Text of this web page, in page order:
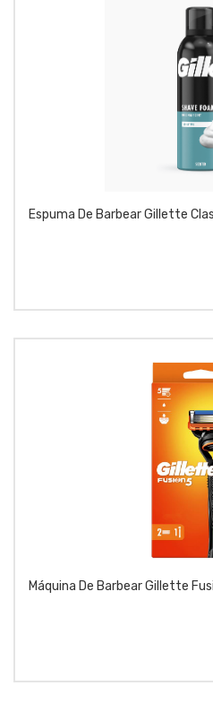
Espuma De Barbear Gillette
Máquina De Barbear Gillette